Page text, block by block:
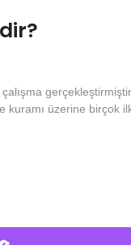
kuramı üzerine birçok